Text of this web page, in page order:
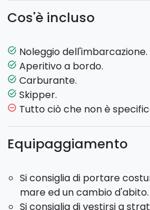
straordinaria sul litorale più
tagliere di salumi e formaggi e
siciliane.
Max 8 ospiti a bordo.
Cos'è incluso
task_alt Noleggio dell'imbarcazione.
task_alt Aperitivo a bordo.
task_alt Carburante.
task_alt Skipper.
remove_circle_outline Tutto ciò che non è
Equipaggiamento
Si consiglia di portare
mare ed un cambio d'abito.
Si consiglia di vestirsi a